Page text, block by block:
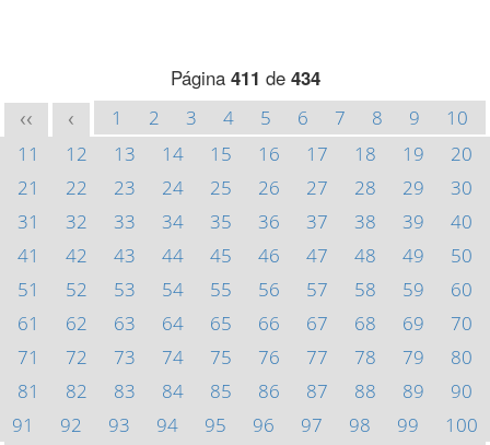
Página 411 de 434
<< < 1 2 3 4 5 6 7 8 9
10
11
12 13 14 15 16 17 18 19
20
21
22 23 24 25 26 27 28 29
30
31
32 33 34 35 36 37 38 39
40
41
42 43 44 45 46 47 48 49
50
51
52 53 54 55 56 57 58 59
60
61
62 63 64 65 66 67 68 69
70
71
72 73 74 75 76 77 78 79
80
81
82 83 84 85 86 87 88 89
90
91
92 93 94 95 96 97 98 99
100